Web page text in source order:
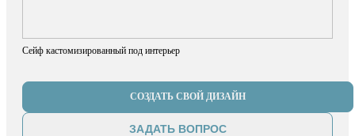
Сейф кастомизированный под интерьер
СОЗДАТЬ СВОЙ ДИЗАЙН
ЗАДАТЬ ВОПРОС